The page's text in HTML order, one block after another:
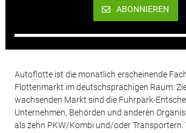
ABONNIEREN
Autoflotte ist die monatlich erscheinende
Flottenmarkt im deutschsprachigen Raum.
wachsenden Markt sind die Fuhrpark-
Unternehmen, Behörden und anderen
als zehn PKW/Kombi und/oder Transportern.